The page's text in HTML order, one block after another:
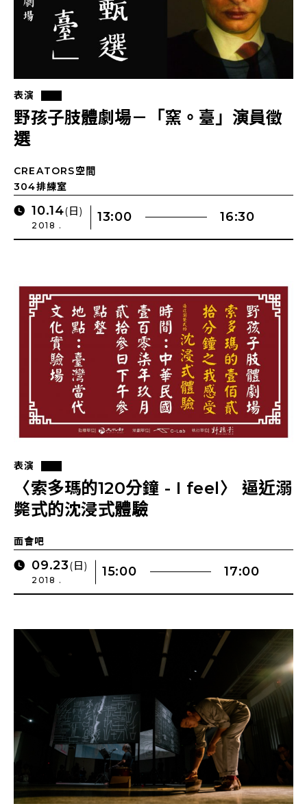
表演
野孩子肢體劇場－「窯。臺」演員徵
選
CREATORS空間
304排練室
10.14(日)
2018 .
13:00 16:30
表演
〈索多瑪的120分鐘 - I feel〉 逼近溺
斃式的沈浸式體驗
面會吧
09.23(日)
2018 .
15:00 17:00